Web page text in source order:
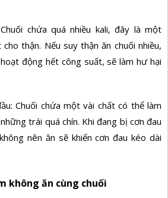
chứa quá nhiều kali, đây là một
thận. Nếu suy thận ăn chuối nhiều,
động hết công suất, sẽ làm hư hại
Chuối chứa một vài chất có thể làm
trái quá chín. Khi đang bị cơn đau
nên ăn sẽ khiến cơn đau kéo dài
không ăn cùng chuối